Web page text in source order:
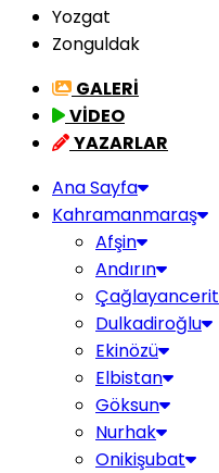
Yozgat
Zonguldak
GALERİ
VİDEO
YAZARLAR
Ana Sayfa
Kahramanmaraş
Afşin
Andırın
Çağlayancerit
Dulkadiroğlu
Ekinözü
Elbistan
Göksun
Nurhak
Onikişubat